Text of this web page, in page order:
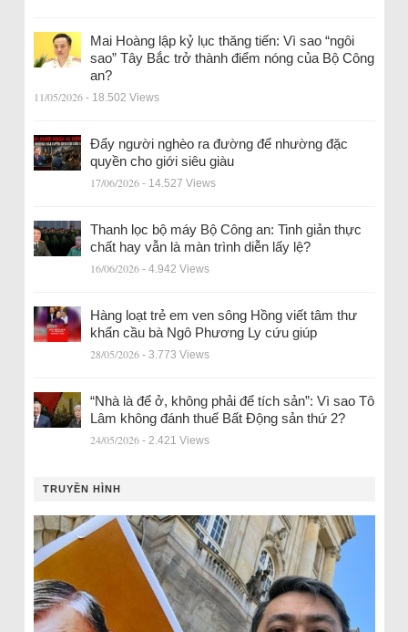
Mai Hoàng lập kỷ lục thăng tiến: Vì sao “ngôi
sao” Tây Bắc trở thành điểm nóng của Bộ Công
an?
11/05/2026 - 18.502 Views
Đẩy người nghèo ra đường để nhường đặc
quyền cho giới siêu giàu
17/06/2026 - 14.527 Views
Thanh lọc bộ máy Bộ Công an: Tinh giản thực
chất hay vẫn là màn trình diễn lấy lệ?
16/06/2026 - 4.942 Views
Hàng loạt trẻ em ven sông Hồng viết tâm thư
khẩn cầu bà Ngô Phương Ly cứu giúp
28/05/2026 - 3.773 Views
“Nhà là để ở, không phải để tích sản”: Vì sao Tô
Lâm không đánh thuế Bất Động sản thứ 2?
24/05/2026 - 2.421 Views
TRUYỀN HÌNH